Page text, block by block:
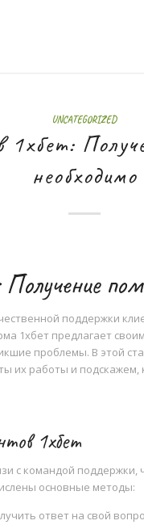
UNCATEGORIZED
1хбет:
необходимо
поддержки
1хбет предлагает
проблемы. В этой
их работы и подскажем,
1хбет
с командой
основные методы:
ответ на свой